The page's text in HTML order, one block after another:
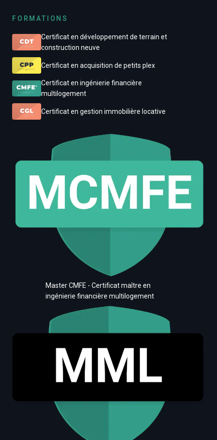
FORMATIONS
Certificat en développement de terrain et
construction neuve
Certificat en acquisition de petits plex
Certificat en ingénierie financière
multilogement
Certificat en gestion immobilière locative
Master CMFE - Certificat maître en
ingénierie financière multilogement